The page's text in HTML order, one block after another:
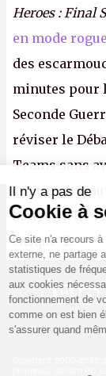
Heroes : Final
en mode
des
minutes pour
Seconde
réviser le
Teams sans
continent.
bottes, Relic
casque.P.
Il n'y a pas de
Cookie à
Ce site n'a recours
externe, ne partage
statistiques de
aux cookies
fonctionnement de
comme on est bien
s'assurer quand